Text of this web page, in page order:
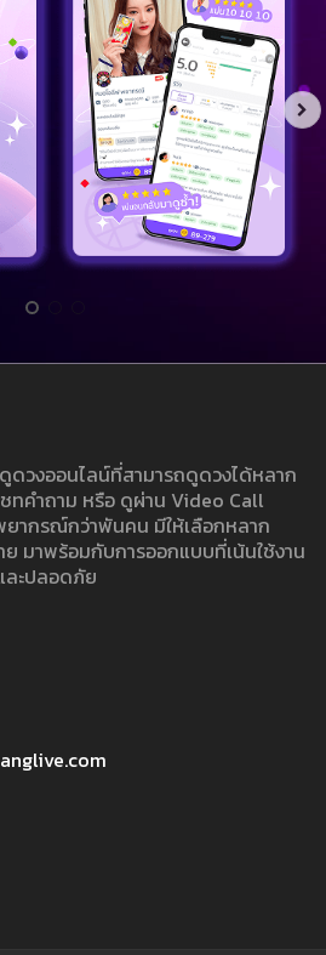
วงออนไลน์ที่สามารถดูดวงได้หลาก
ทคำถาม หรือ ดูผ่าน Video Call
ากรณ์กว่าพันคน มีให้เลือกหลาก
มาพร้อมกับการออกแบบที่เน้นใช้งาน
ละปลอดภัย